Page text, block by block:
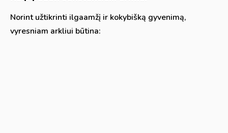
Norint užtikrinti ilgaamžį ir kokybišką gyvenimą,
vyresniam arkliui būtina: